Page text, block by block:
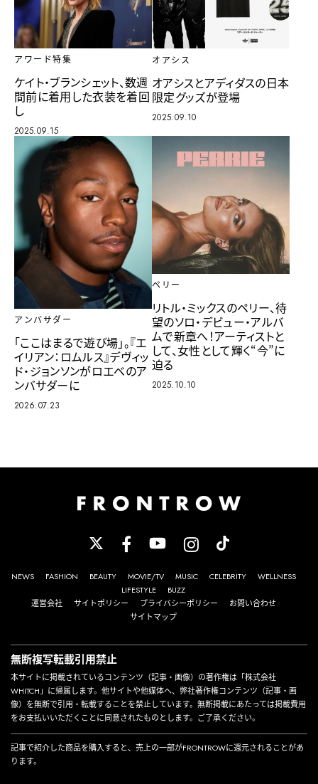
アワード特集
ケイト・ブランシェット、数週
間前に着用した衣装を着回
し
2025.09.15
オアシス
オアシスとアディダスの日本
限定グッズが登場
2025.09.10
アンバサダー
「ここはまるで遊び場」。『エ
イリアン：ロムルス』デヴィッ
ド・ジョンソンがロエベのア
ンバサダーに
2026.07.23
ペリー
リトル・ミックスのペリー、待
望のソロ・デビュー・アルバ
ムで新章へ！アーティストと
して、女性として輝く“今”に
迫る
2025.10.10
NEWS FASHION BEAUTY MOVIE/TV MUSIC CELEBRITY
WELLNESS
LIFESTYLE
BUZZ
運営会社
サイトポリシー プライバシーポリシー
お問い合わせ
サイトマップ
無断複写転載引用禁止
本サイトに掲載されているコンテンツ（記事・画像）の著作権は「株式会社
WHITCH」に帰属します。他サイトや他媒体へ、弊社著作権コンテンツ（記事・画
像）を無断で引用・転載することを禁止しています。無断掲載にあたっては掲載費用
をお支払いいただくことに同意されたものとします。ご了承ください。
記事で紹介した商品を購入すると、売上の一部がFRONTROWに還元されることがあ
ります。